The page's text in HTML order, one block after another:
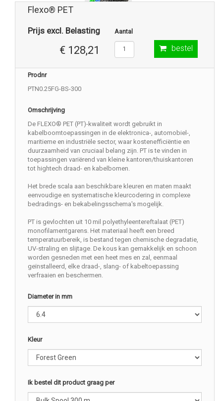
Flexo® PET
Prijs excl. Belasting
€ 128,21
Aantal
bestel
Prodnr
PTN0.25FG-BS-300
Omschrijving
De FLEXO® PET (PT)-kwaliteit wordt gebruikt in
kabelboomtoepassingen in de elektronica-, automobiel-,
maritieme en industriële sector, waar kostenefficiëntie en
duurzaamheid van cruciaal belang zijn. PT is te vinden in
toepassingen variërend van kleine kantoren/thuiskantoren
tot hightech draad- en kabelbomen.
Het brede scala aan beschikbare kleuren en maten maakt
eenvoudige en systematische kleurcodering in complexe
bedradings- en bekabelingsschema's mogelijk.
PT is gevlochten uit 10 mil polyethyleentereftalaat (PET)
monofilamentgarens. Het materiaal heeft een breed
temperatuurbereik, is bestand tegen chemische degradatie,
UV-straling en slijtage. De kous kan gemakkelijk en schoon
worden gesneden met een heet mes en zal, eenmaal
geïnstalleerd, elke draad-, slang- of kabeltoepassing
verfraaien en beschermen.
Diameter in mm
Kleur
Ik bestel dit product graag per